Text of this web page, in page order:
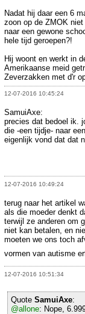
Nadat hij daar een 6
zoon op de ZMOK
naar een gewone
hele tijd geroepen?!
Hij woont en werkt in
Amerikaanse meid
Zeverzakken met d'r
12-07-2016 10:45:24
SamuiAxe:
precies dat bedoel ik.
die -een tijdje- naar
eigenlijk vond dat dat
12-07-2016 10:49:24
terug naar het artikel
als die moeder denkt
terwijl ze anderen om
niet kan betalen, en
moeten we ons toch
vormen van autisme
12-07-2016 10:51:34
Quote SamuiAxe:
@allone: Nope,